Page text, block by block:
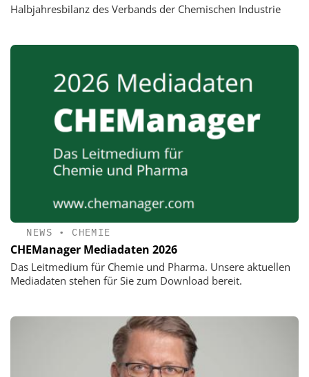
Halbjahresbilanz des Verbands der Chemischen Industrie
NEWS • CHEMIE
CHEManager Mediadaten 2026
Das Leitmedium für Chemie und Pharma. Unsere aktuellen
Mediadaten stehen für Sie zum Download bereit.